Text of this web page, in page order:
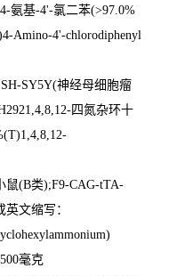
氨基-4'-氯二苯(>97.0%
Amino-4'-chlorodiphenyl
SH-SY5Y(神经母细胞瘤
四氮杂环十
鼠(B类);F9-CAG-tTA-
文缩写：
500毫克